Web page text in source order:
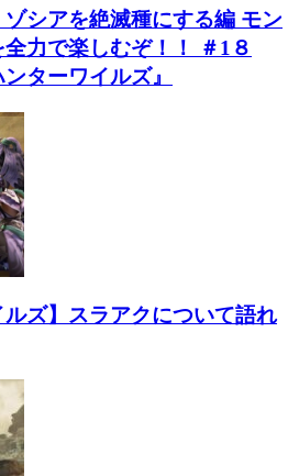
ゾシアを絶滅種にする編 モン
力で楽しむぞ！！ ＃1８
ターワイルズ』
ルズ】スラアクについて語れ